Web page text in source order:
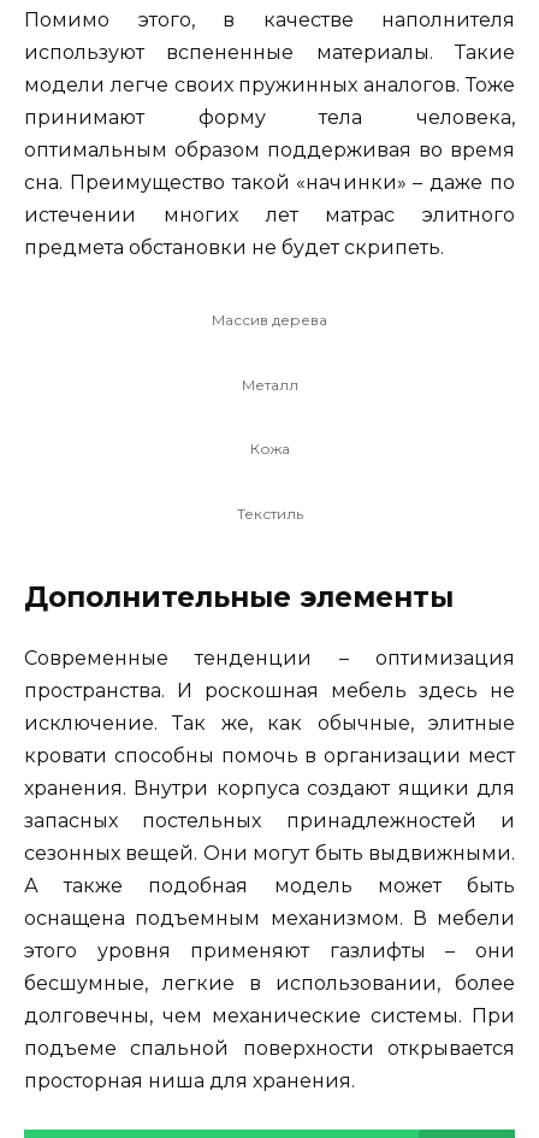
Помимо этого, в качестве наполнителя
используют вспененные материалы. Такие
модели легче своих пружинных аналогов. Тоже
принимают форму тела человека,
оптимальным образом поддерживая во время
сна. Преимущество такой «начинки» – даже по
истечении многих лет матрас элитного
предмета обстановки не будет скрипеть.
Массив дерева
Металл
Кожа
Текстиль
Дополнительные элементы
Современные тенденции – оптимизация
пространства. И роскошная мебель здесь не
исключение. Так же, как обычные, элитные
кровати способны помочь в организации мест
хранения. Внутри корпуса создают ящики для
запасных постельных принадлежностей и
сезонных вещей. Они могут быть выдвижными.
А также подобная модель может быть
оснащена подъемным механизмом. В мебели
этого уровня применяют газлифты – они
бесшумные, легкие в использовании, более
долговечны, чем механические системы. При
подъеме спальной поверхности открывается
просторная ниша для хранения.